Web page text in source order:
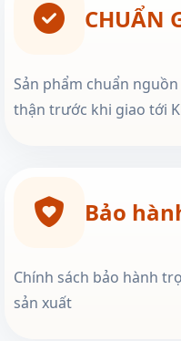
CHUẨN
Sản phẩm chuẩn
thận trước khi giao tới
Bảo
Chính sách bảo hành
sản xuất